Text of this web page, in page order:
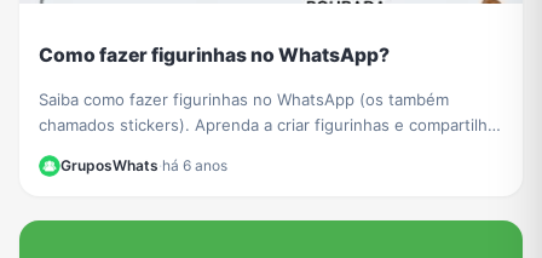
Como fazer figurinhas no WhatsApp?
Saiba como fazer figurinhas no WhatsApp (os também
chamados stickers). Aprenda a criar figurinhas e compartilhar
GruposWhats·há 6 anos